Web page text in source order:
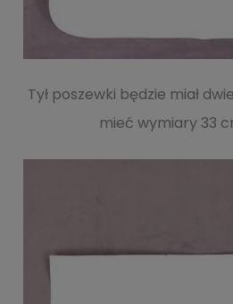
Tył poszewki będzie miał
mieć wymiary 33